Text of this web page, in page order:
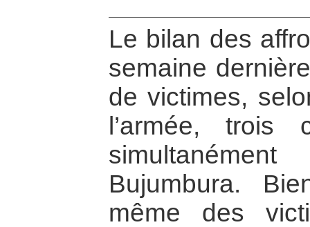
Le bilan des
semaine
de victimes,
l’armée, trois
Bujumbura.
même des